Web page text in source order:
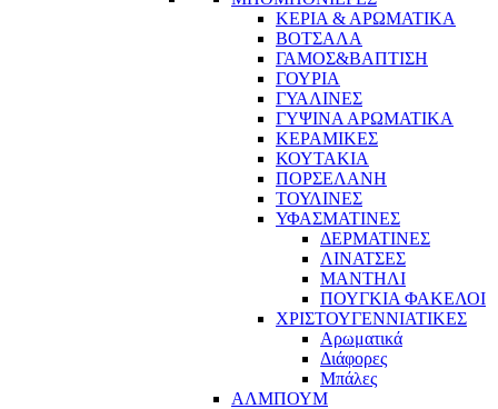
ΚΕΡΙΑ & ΑΡΩΜΑΤΙΚΑ
ΒΟΤΣΑΛΑ
ΓΑΜΟΣ&ΒΑΠΤΙΣΗ
ΓΟΥΡΙΑ
ΓΥΑΛΙΝΕΣ
ΓΥΨΙΝΑ ΑΡΩΜΑΤΙΚΑ
ΚΕΡΑΜΙΚΕΣ
ΚΟΥΤΑΚΙΑ
ΠΟΡΣΕΛΑΝΗ
ΤΟΥΛΙΝΕΣ
ΥΦΑΣΜΑΤΙΝΕΣ
ΔΕΡΜΑΤΙΝΕΣ
ΛΙΝΑΤΣΕΣ
ΜΑΝΤΗΛΙ
ΠΟΥΓΚΙΑ ΦΑΚΕΛΟΙ
ΧΡΙΣΤΟΥΓΕΝΝΙΑΤΙΚΕΣ
Αρωματικά
Διάφορες
Μπάλες
ΑΛΜΠΟΥΜ